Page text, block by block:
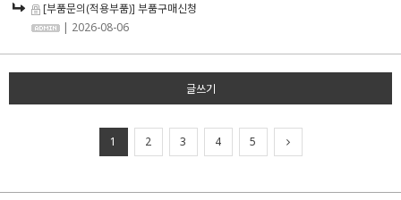
[부품문의(적용부품)] 부품구매신청
| 2026-08-06
글쓰기
1 2 3 4 5